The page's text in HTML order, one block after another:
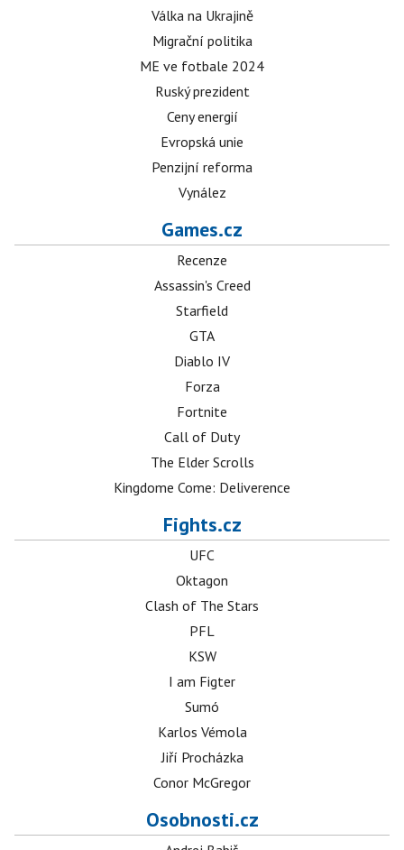
Válka na Ukrajině
Migrační politika
ME ve fotbale 2024
Ruský prezident
Ceny energií
Evropská unie
Penzijní reforma
Vynález
Games.cz
Recenze
Assassin's Creed
Starfield
GTA
Diablo IV
Forza
Fortnite
Call of Duty
The Elder Scrolls
Kingdome Come: Deliverence
Fights.cz
UFC
Oktagon
Clash of The Stars
PFL
KSW
I am Figter
Sumó
Karlos Vémola
Jiří Procházka
Conor McGregor
Osobnosti.cz